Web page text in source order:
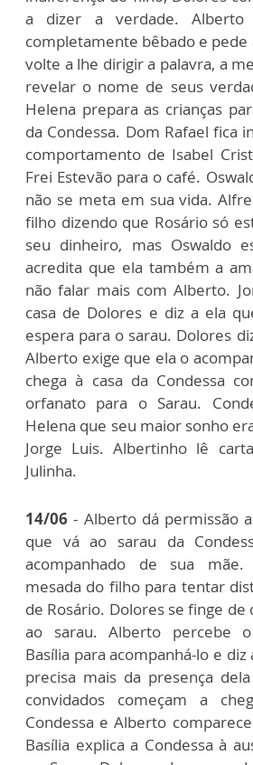
a dizer a verdade. Alberto
completamente bêbado e pede
volte a lhe dirigir a palavra, a
revelar o nome de seus
Helena prepara as crianças
da Condessa. Dom Rafael fica
comportamento de Isabel
Frei Estevão para o café.
não se meta em sua vida.
filho dizendo que Rosário só
seu dinheiro, mas Oswaldo
acredita que ela também a
não falar mais com Alberto.
casa de Dolores e diz a ela
espera para o sarau. Dolores
Alberto exige que ela o
chega à casa da Condessa
orfanato para o Sarau.
Helena que seu maior sonho
Jorge Luis. Albertinho lê
Julinha.
14/06 - Alberto dá permissão
que vá ao sarau da
acompanhado de sua
mesada do filho para tentar
de Rosário. Dolores se finge
ao sarau. Alberto percebe
Basília para acompanhá-lo e
precisa mais da presença
convidados começam a
Condessa e Alberto
Basília explica a Condessa à